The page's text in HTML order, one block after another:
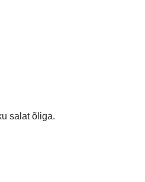
salat õliga.